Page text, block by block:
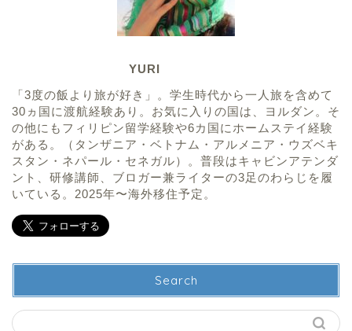
YURI
「3度の飯より旅が好き」。学生時代から一人旅を含めて
30ヵ国に渡航経験あり。お気に入りの国は、ヨルダン。そ
の他にもフィリピン留学経験や6カ国にホームステイ経験
がある。（タンザニア・ベトナム・アルメニア・ウズベキ
スタン・ネパール・セネガル）。普段はキャビンアテンダ
ント、研修講師、ブロガー兼ライターの3足のわらじを履
いている。2025年〜海外移住予定。
Search